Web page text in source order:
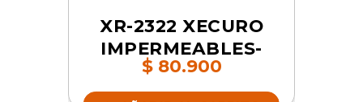
XR-2322 XECURO
IMPERMEABLES-
PVC CON ZAPATO
AZUL XL | SKU
$80.900